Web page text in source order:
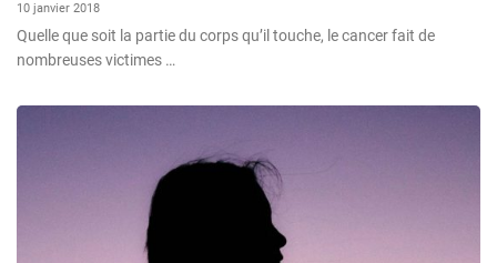
10 janvier 2018
Quelle que soit la partie du corps qu’il touche, le cancer fait de
nombreuses victimes …